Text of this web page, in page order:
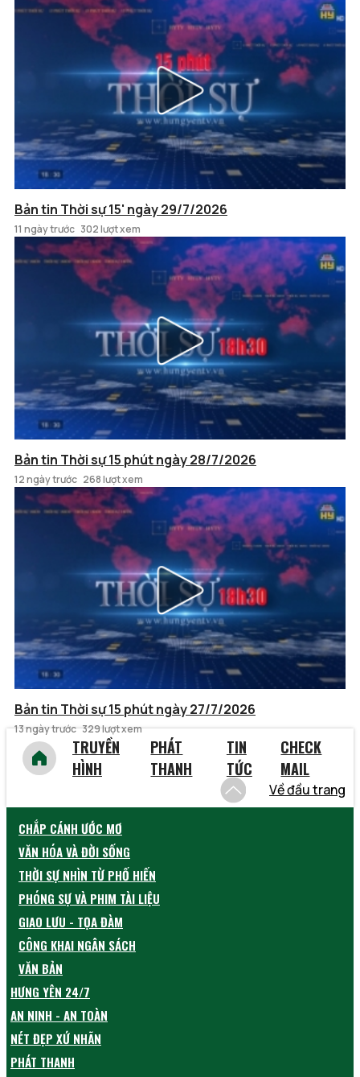
Bản tin Thời sự 15' ngày 29/7/2026
11 ngày trước 302 lượt xem
Bản tin Thời sự 15 phút ngày 28/7/2026
12 ngày trước 268 lượt xem
Bản tin Thời sự 15 phút ngày 27/7/2026
13 ngày trước 329 lượt xem
TRUYỀN
HÌNH
PHÁT
THANH
TIN
TỨC
CHECK
MAIL
Về đầu trang
CHẮP CÁNH ƯỚC MƠ
VĂN HÓA VÀ ĐỜI SỐNG
THỜI SỰ NHÌN TỪ PHỐ HIẾN
PHÓNG SỰ VÀ PHIM TÀI LIỆU
GIAO LƯU - TỌA ĐÀM
CÔNG KHAI NGÂN SÁCH
VĂN BẢN
HƯNG YÊN 24/7
AN NINH - AN TOÀN
NÉT ĐẸP XỨ NHÃN
PHÁT THANH